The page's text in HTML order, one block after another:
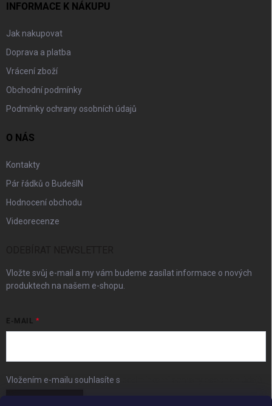
INFORMACE K NÁKUPU
Jak nakupovat
Doprava a platba
Vrácení zboží
Obchodní podmínky
Podmínky ochrany osobních údajů
O NÁS
Kontakty
Pár řádků o BudešIN
Hodnocení obchodu
Videorecenze
Vložte svůj e-mail a my vám budeme zasílat informace o nových
produktech na našem e-shopu.
E-MAIL
Vložením e-mailu souhlasíte s